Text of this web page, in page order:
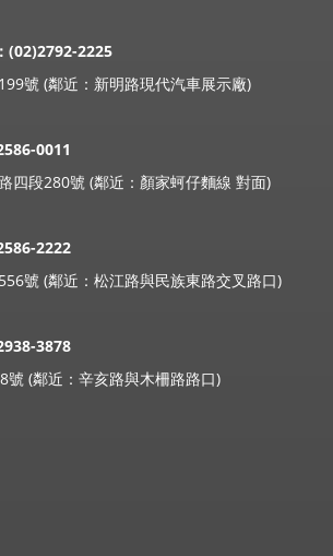
(02)2792-2225
號 (鄰近：新明路現代汽車展示廠)
0011
四段280號 (鄰近：顏家蚵仔麵線 對面)
2222
號 (鄰近：松江路與民族東路交叉路口)
3878
號 (鄰近：辛亥路與木柵路路口)